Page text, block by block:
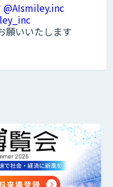
@AIsmiley.inc
願いいたします